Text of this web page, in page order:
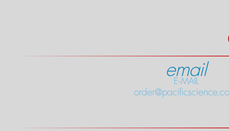
email
E-MAIL